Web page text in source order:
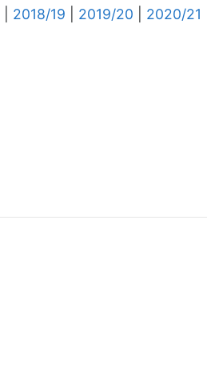
2018/19 2019/20
2020/21